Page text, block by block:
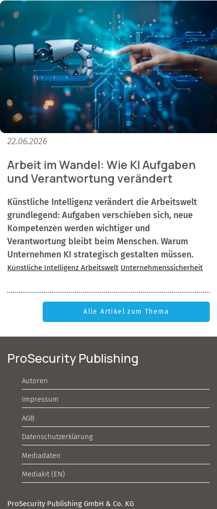
22.06.2026
Arbeit im Wandel: Wie KI Aufgaben
und Verantwortung verändert
Künstliche Intelligenz verändert die Arbeitswelt
grundlegend: Aufgaben verschieben sich, neue
Kompetenzen werden wichtiger und
Verantwortung bleibt beim Menschen. Warum
Unternehmen KI strategisch gestalten müssen.
Künstliche Intelligenz Arbeitswelt Unternehmenssicherheit
Alle Artikel zum Thema
ProSecurity Publishing
Autoren
Impressum
AGB
Datenschutzerklärung
Mediadaten
Mediakit (EN)
ProSecurity Publishing GmbH & Co. KG